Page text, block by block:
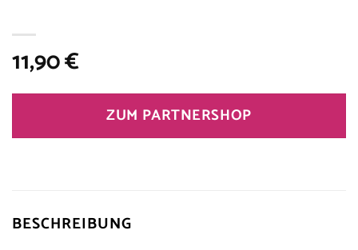
11,90€
ZUM PARTNERSHOP
BESCHREIBUNG